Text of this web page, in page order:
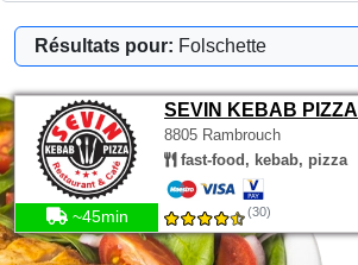
Résultats pour: Folschette
SEVIN KEBAB PIZZA
8805 Rambrouch
fast-food, kebab, pizza
~45min (30)